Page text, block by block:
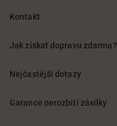
Kontakt
Jak získat dopravu zdarma?
Nejčastější dotazy
Garance nerozbití zásilky